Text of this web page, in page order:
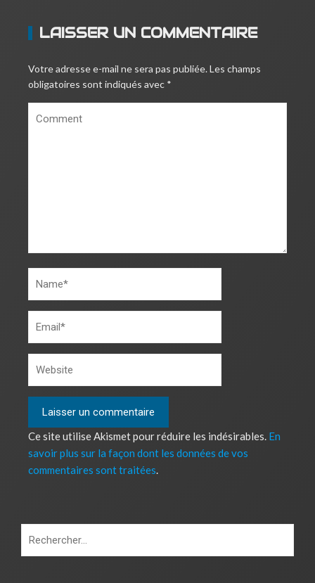
LAISSER UN COMMENTAIRE
Votre adresse e-mail ne sera pas publiée.Les champs
obligatoires sont indiqués avec *
Ce site utilise Akismet pour réduire les indésirables. En
savoir plus sur la façon dont les données de vos
commentaires sont traitées